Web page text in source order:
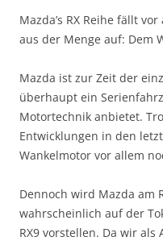
Mazda’s RX Reihe fällt
aus der Menge auf: Dem
Mazda ist zur Zeit der
überhaupt ein
Motortechnik anbietet.
Entwicklungen in den
Wankelmotor vor allem
Dennoch wird Mazda am
wahrscheinlich auf der
RX9 vorstellen. Da wir